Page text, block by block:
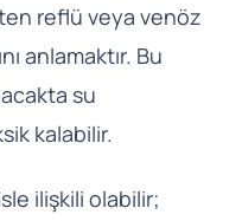
reflü veya venöz
anlamaktır. Bu
su
kalabilir.
ilişkili olabilir;